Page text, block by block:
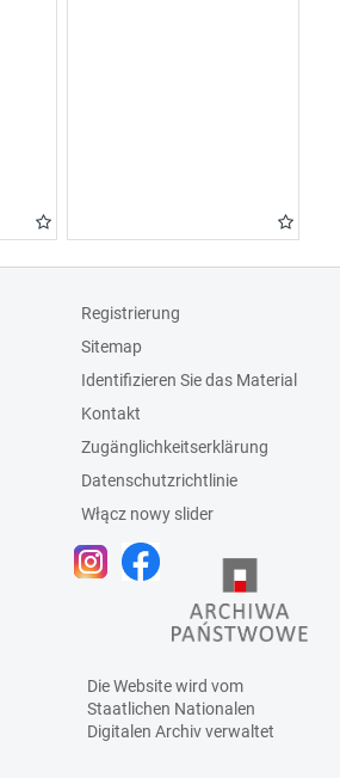
Registrierung
Sitemap
Identifizieren Sie das Material
Kontakt
Zugänglichkeitserklärung
Datenschutzrichtlinie
Włącz nowy slider
Die Website wird vom
Staatlichen Nationalen
Digitalen Archivverwaltet